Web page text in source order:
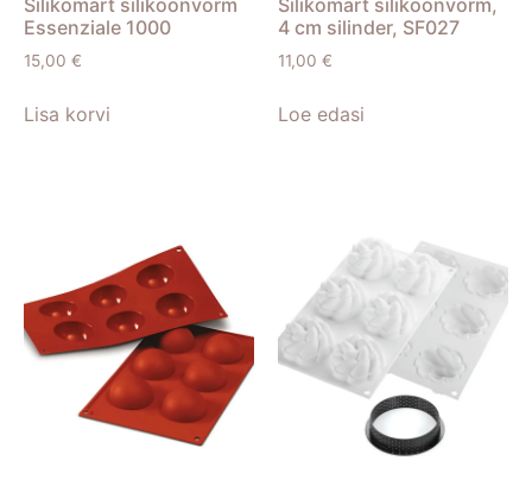
Essenziale 1000
15,00 €
Lisa korvi
4 cm silinder, SF027
11,00 €
Loe edasi